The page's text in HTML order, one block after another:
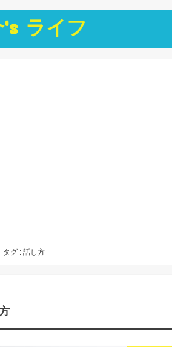
's ライフ
タグ : 話し方